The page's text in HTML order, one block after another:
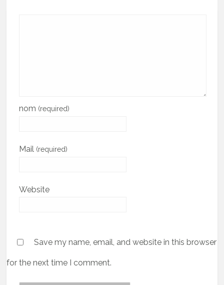
nom (required)
Mail (required)
Website
Save my name, email, and website in this browser
for the next time I comment.